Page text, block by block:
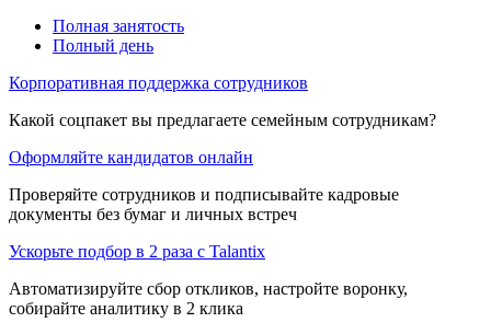
Полная занятость
Полный день
Корпоративная поддержка сотрудников
Какой соцпакет вы предлагаете семейным сотрудникам?
Оформляйте кандидатов онлайн
Проверяйте сотрудников и подписывайте кадровые
документы без бумаг и личных встреч
Ускорьте подбор в 2 раза с Talantix
Автоматизируйте сбор откликов, настройте воронку,
собирайте аналитику в 2 клика